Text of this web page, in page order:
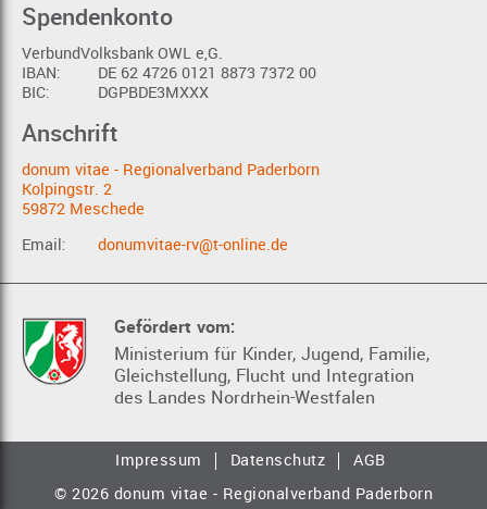
Spendenkonto
VerbundVolksbank OWL e,G.
IBAN:
DE 62 4726 0121 8873 7372 00
BIC:
DGPBDE3MXXX
Anschrift
donum vitae - Regionalverband Paderborn
Kolpingstr. 2
59872 Meschede
Email:
donumvitae-rv@t-online.de
Gefördert vom:
Ministerium für Kinder, Jugend, Familie,
Gleichstellung, Flucht und Integration
des Landes Nordrhein-Westfalen
© 2026 donum vitae - Regionalverband Paderborn
Impressum Datenschutz AGB